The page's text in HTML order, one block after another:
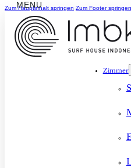
Zum Hauptinhalt springen Zum Footer springen
Zimmer